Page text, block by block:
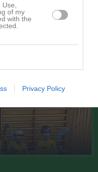
of my
with the
Privacy Policy